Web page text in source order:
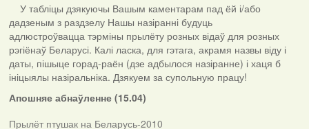
У табліцы дзякуючы Вашым каментарам пад ёй і/або
дадзеным з раздзелу Нашы назіранні будуць
адлюстроўвацца тэрміны прылёту розных відаў для розных
рэгіёнаў Беларусі. Калі ласка, для гэтага, акрамя назвы віду і
даты, пішыце горад-раён (дзе адбылося назіранне) і хаця б
ініцыялы назіральніка. Дзякуем за супольную працу!
Апошняе абнаўленне (15.04)
Прылёт птушак на Беларусь-2010